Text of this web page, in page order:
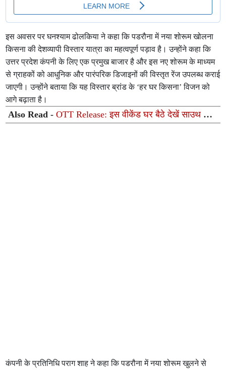
इस अवसर पर घनश्याम ढोलकिया ने कहा कि पडरौना में नया शोरूम खोलना
किसना की देशव्यापी विस्तार यात्रा का महत्वपूर्ण पड़ाव है। उन्होंने कहा कि
उत्तर प्रदेश कंपनी के लिए एक प्रमुख बाजार है और इस नए शोरूम के माध्यम
से ग्राहकों को आधुनिक और पारंपरिक डिजाइनों की विस्तृत रेंज उपलब्ध कराई
जाएगी। उन्होंने बताया कि यह विस्तार ब्रांड के ‘हर घर किसना’ विजन को
आगे बढ़ाता है।
Also Read -OTT Release: इस वीकेंड घर बैठे देखें साउथ की
ये 5 शानदार फिल्में
कंपनी के प्रतिनिधि पराग शाह ने कहा कि पडरौना में नया शोरूम खुलने से